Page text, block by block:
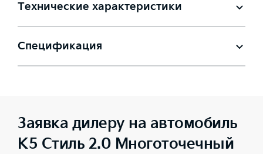
Технические характеристики
Спецификация
Заявка дилеру на автомобиль
K5 Стиль 2.0 Многоточечный